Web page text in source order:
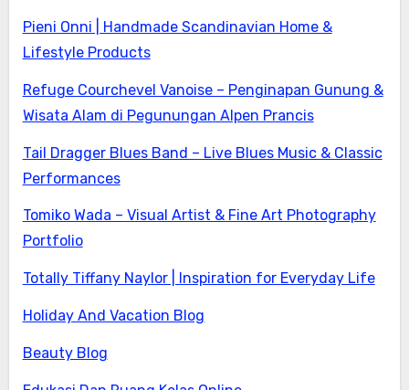
Pieni Onni | Handmade Scandinavian Home &
Lifestyle Products
Refuge Courchevel Vanoise – Penginapan Gunung &
Wisata Alam di Pegunungan Alpen Prancis
Tail Dragger Blues Band – Live Blues Music & Classic
Performances
Tomiko Wada – Visual Artist & Fine Art Photography
Portfolio
Totally Tiffany Naylor | Inspiration for Everyday Life
Holiday And Vacation Blog
Beauty Blog